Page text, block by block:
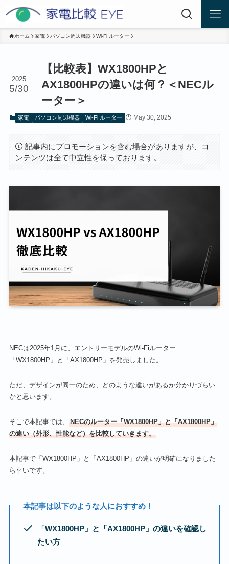
ホーム 家電 パソコン周辺機器 Wi-Fi ルーター
【比較表】WX1800HPと
AX1800HPの違いは何？＜NECル
ーター＞
2025
5/30
家電 パソコン周辺機器 Wi-Fi ルーター May 30, 2025
記事内にプロモーションを含む場合がありますが、コ
ンテンツは全て中立性を保っております。
NECは2025年1月に、エントリーモデルのWi-Fiルーター
「WX1800HP」と「AX1800HP」を発売しました。
ただ、デザインが同一のため、どのような違いがあるか分かりづらい
かと思います。
そこで本記事では、
NECのルーター「WX1800HP」と「AX1800HP」
の違い（外形、性能など）を比較していきます。
本記事で「WX1800HP」と「AX1800HP」の違いが明確になりました
ら幸いです。
本記事は以下のような人におすすめ！
「WX1800HP」と 「AX1800HP」 の違いを確認し
たい方